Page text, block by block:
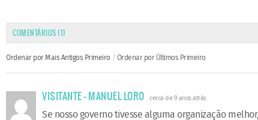
COMENTÁRIOS (1)
Ordenar por Mais Antigos Primeiro Ordenar por Últimos Primeiro
VISITANTE - MANUEL LORO cerca de 9 anos atrás
Se nosso governo tivesse alguma organização